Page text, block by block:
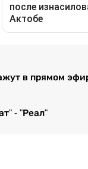
в прямом
- "Реал"